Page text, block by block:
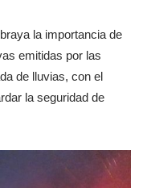
la importancia de
emitidas por las
de lluvias, con el
la seguridad de